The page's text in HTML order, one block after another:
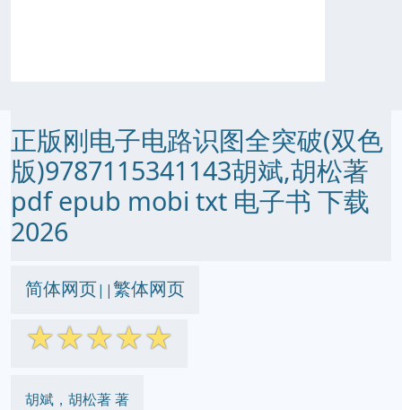
正版刚电子电路识图全突破(双色
版)9787115341143胡斌,胡松著
pdf epub mobi txt 电子书 下载
2026
简体网页||繁体网页
☆☆☆☆☆
胡斌，胡松著 著